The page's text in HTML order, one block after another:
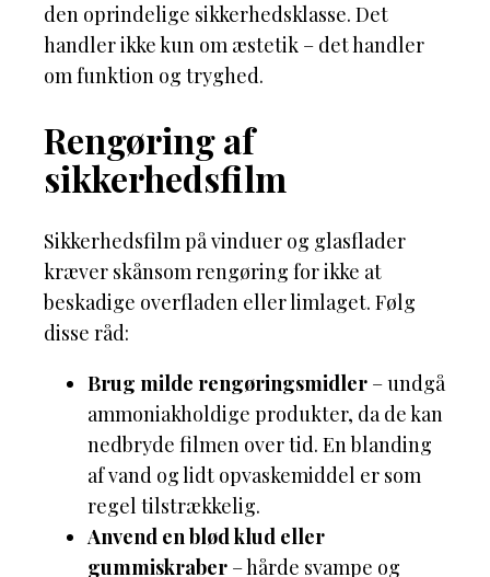
den oprindelige sikkerhedsklasse. Det
handler ikke kun om æstetik – det handler
om funktion og tryghed.
Rengøring af
sikkerhedsfilm
Sikkerhedsfilm på vinduer og glasflader
kræver skånsom rengøring for ikke at
beskadige overfladen eller limlaget. Følg
disse råd:
Brug milde rengøringsmidler – undgå
ammoniakholdige produkter, da de kan
nedbryde filmen over tid. En blanding
af vand og lidt opvaskemiddel er som
regel tilstrækkelig.
Anvend en blød klud eller
gummiskraber – hårde svampe og